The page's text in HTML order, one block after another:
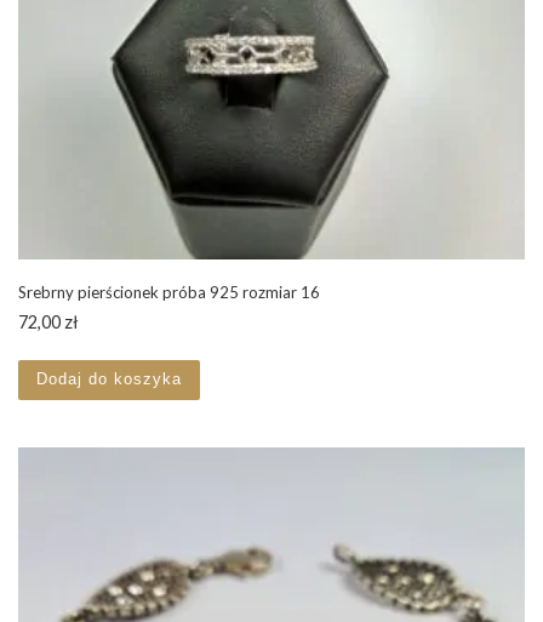
Srebrny pierścionek próba 925 rozmiar 16
72,00 zł
Dodaj do koszyka